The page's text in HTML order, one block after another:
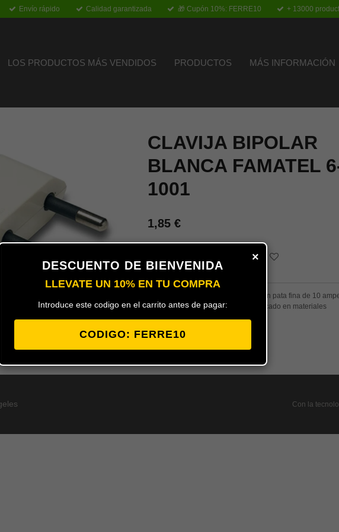
Envío rápido Calidad garantizada 🎁 Cupón 10%: FERRE10 + 13000
LOS PRODUCTOS MÁS VENDIDOS PRODUCTOS MÁS INFORMACIÓN
CLAVIJA BIPOLAR
BLANCA FAMATEL
1001
1,85 €
Clavija en color blanco de 2 polos con pata fina de 10
FAMATEL muy facíl de montar y fabricado en materiales
Con la
×
DESCUENTO DE BIENVENIDA
LLEVATE UN 10% EN TU COMPRA
Introduce este codigo en el carrito antes de pagar:
CODIGO: FERRE10